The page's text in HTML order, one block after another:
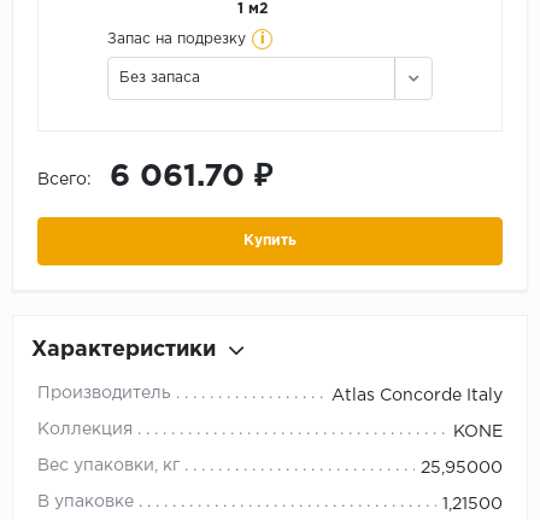
1 м2
Запас на подрезку i
Без запаса
Всего: 6 061.70 ₽
Купить
Характеристики
Производитель Atlas Concorde Italy
Коллекция KONE
Вес упаковки, кг 25,95000
В упаковке 1,21500